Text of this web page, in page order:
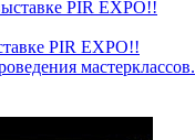
PIR EXPO!!
мастерклассов.